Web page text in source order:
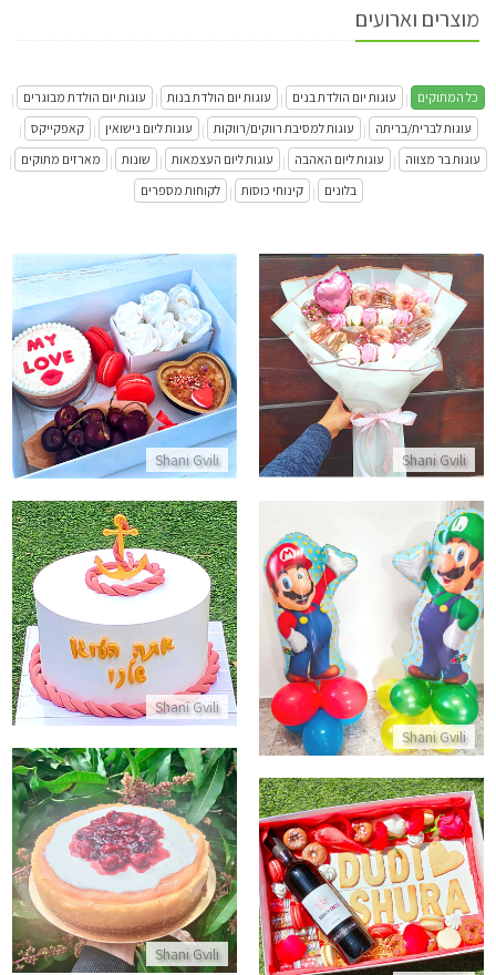
מוצרים וארועים
כל המתוקים | עוגות יום הולדת בנים | עוגות יום הולדת בנות | עוגות יום הולדת מבוגרים
|
עוגות לברית/בריתה
| עוגות למסיבת רווקים/רווקות | עוגות ליום נישואין | קאפקייקס |
עוגות בר מצווה
| עוגות ליום האהבה | עוגות ליום העצמאות | שונות | מארזים מתוקים
|
בלונים
| קינוחי כוסות | לקוחות מספרים
Shani Gvili
מארז לטו באב - עוגות, מקרונים
התקשר/י
Shani Gvili
מארז פרחים וקינוחים דונאטס לאוהבים
התקשר/י
Shani Gvili
עוגה אתה העוגן שלנו
התקשר/י
Shani Gvili
זר בלונים סופר מריו
התקשר/י
Shani Gvili
עוגת גבינה לחג שבועות
התקשר/י
מארז מתוק עם יין לאוהבים
התקשר/י